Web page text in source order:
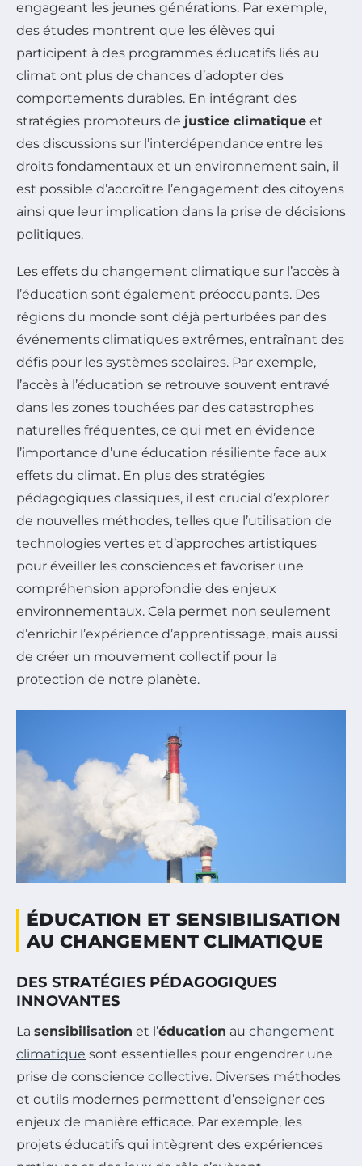
engageant les jeunes générations. Par exemple,
des études montrent que les élèves qui
participent à des programmes éducatifs liés au
climat ont plus de chances d’adopter des
comportements durables. En intégrant des
stratégies promoteurs de justice climatique et
des discussions sur l’interdépendance entre les
droits fondamentaux et un environnement sain, il
est possible d’accroître l’engagement des citoyens
ainsi que leur implication dans la prise de décisions
politiques.
Les effets du changement climatique sur l’accès à
l’éducation sont également préoccupants. Des
régions du monde sont déjà perturbées par des
événements climatiques extrêmes, entraînant des
défis pour les systèmes scolaires. Par exemple,
l’accès à l’éducation se retrouve souvent entravé
dans les zones touchées par des catastrophes
naturelles fréquentes, ce qui met en évidence
l’importance d’une éducation résiliente face aux
effets du climat. En plus des stratégies
pédagogiques classiques, il est crucial d’explorer
de nouvelles méthodes, telles que l’utilisation de
technologies vertes et d’approches artistiques
pour éveiller les consciences et favoriser une
compréhension approfondie des enjeux
environnementaux. Cela permet non seulement
d’enrichir l’expérience d’apprentissage, mais aussi
de créer un mouvement collectif pour la
protection de notre planète.
ÉDUCATION ET SENSIBILISATION
AU CHANGEMENT CLIMATIQUE
DES STRATÉGIES PÉDAGOGIQUES
INNOVANTES
La sensibilisation et l’éducation au changement
climatique sont essentielles pour engendrer une
prise de conscience collective. Diverses méthodes
et outils modernes permettent d’enseigner ces
enjeux de manière efficace. Par exemple, les
projets éducatifs qui intègrent des expériences